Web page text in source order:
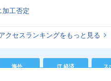
加工否定
クセスランキングをもっと見る
海外 IT 経済 ス